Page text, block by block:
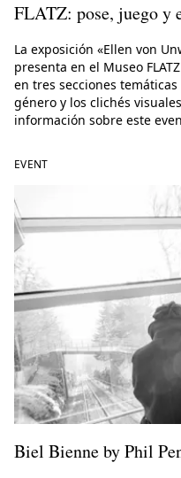
FLATZ: pose, juego y
La exposición «Ellen von
presenta en el Museo
en tres secciones
género y los clichés
información sobre este
EVENT
Biel Bienne by Phil